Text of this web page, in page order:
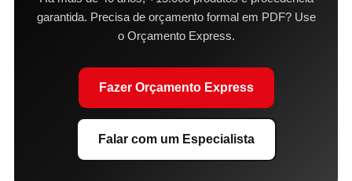
garantida. Precisa de orçamento formal em PDF? Use
o Orçamento Express.
Fazer Orçamento Express
Falar com um Especialista